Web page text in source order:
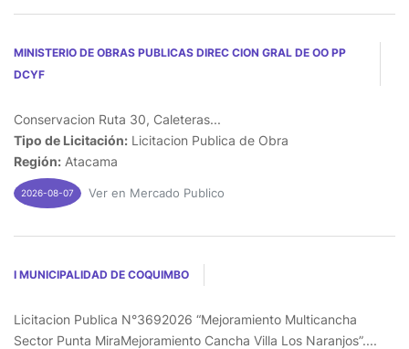
MINISTERIO DE OBRAS PUBLICAS DIREC CION GRAL DE OO PP
DCYF
Conservacion Ruta 30, Caleteras...
Tipo de Licitación: Licitacion Publica de Obra
Región: Atacama
2026-08-07 Ver en Mercado Publico
I MUNICIPALIDAD DE COQUIMBO
Licitacion Publica N°3692026 “Mejoramiento Multicancha
Sector Punta MiraMejoramiento Cancha Villa Los Naranjos”....